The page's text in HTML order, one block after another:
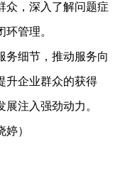
众，深入了解问题症
管理。
细节，推动服务向
升企业群众的获得
注入强劲动力。
）